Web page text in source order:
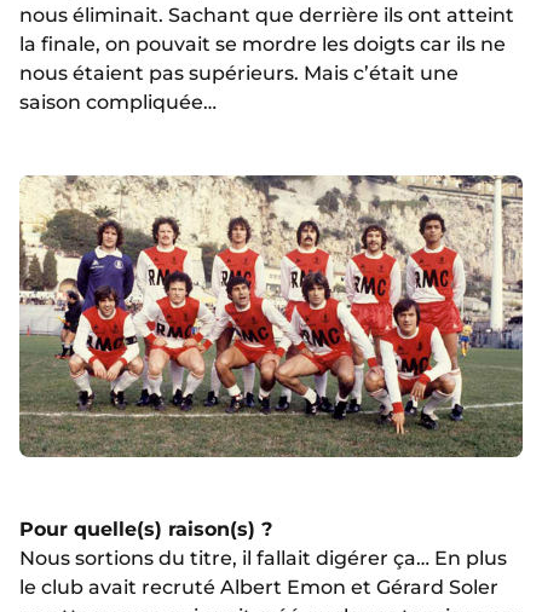
nous éliminait. Sachant que derrière ils ont atteint
la finale, on pouvait se mordre les doigts car ils ne
nous étaient pas supérieurs. Mais c’était une
saison compliquée…
Pour quelle(s) raison(s) ?
Nous sortions du titre, il fallait digérer ça… En plus
le club avait recruté Albert Emon et Gérard Soler